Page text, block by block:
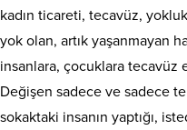
kadın ticareti, tecavüz,
yok olan, artık yaşanmayan
insanlara, çocuklara tecavüz
Değişen sadece ve sadece
sokaktaki insanın yaptığı,